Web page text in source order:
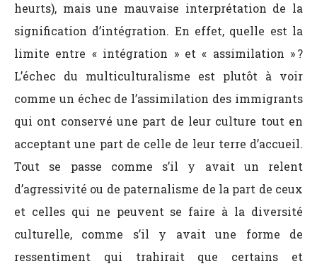
heurts), mais une mauvaise interprétation de la
signification d’intégration. En effet, quelle est la
limite entre « intégration » et « assimilation » ?
L’échec du multiculturalisme est plutôt à voir
comme un échec de l’assimilation des immigrants
qui ont conservé une part de leur culture tout en
acceptant une part de celle de leur terre d’accueil.
Tout se passe comme s’il y avait un relent
d’agressivité ou de paternalisme de la part de ceux
et celles qui ne peuvent se faire à la diversité
culturelle, comme s’il y avait une forme de
ressentiment qui trahirait que certains et